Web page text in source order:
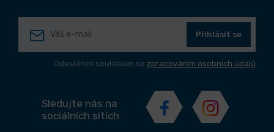
Přihlásit se
Odesláním souhlasím se zpracováním osobních údajů
Sledujte nás na
sociálních sítích